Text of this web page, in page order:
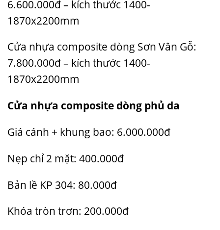
6.600.000đ – kích thước 1400-
1870x2200mm
Cửa nhựa composite dòng Sơn Vân Gỗ:
7.800.000đ – kích thước 1400-
1870x2200mm
Cửa nhựa composite dòng phủ da
Giá cánh + khung bao: 6.000.000đ
Nẹp chỉ 2 mặt: 400.000đ
Bản lề KP 304: 80.000đ
Khóa tròn trơn: 200.000đ